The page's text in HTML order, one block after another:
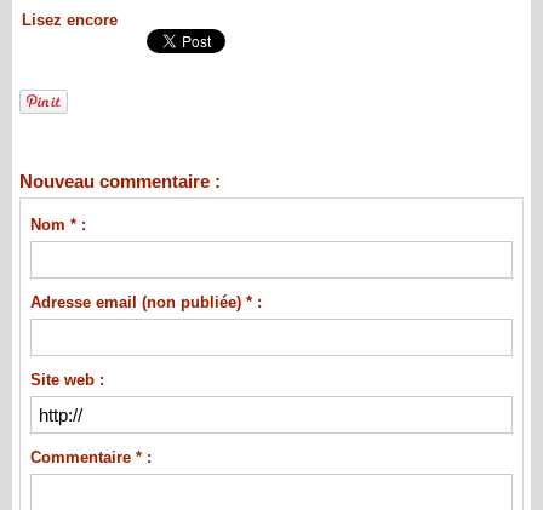
Lisez encore
Nouveau commentaire :
Nom * :
Adresse email (non publiée) * :
Site web :
Commentaire * :